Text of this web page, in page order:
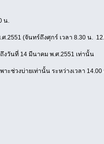
น.
(จันทร์ถึงศุกร์ เวลา 8.30 น. 
งวันที่ 14 มีนาคม พ.ศ.2551 เท่านั้น
ช่วงบ่ายเท่านั้น ระหว่างเวลา 14.00